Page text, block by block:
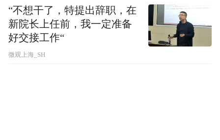
“不想干了，特提出辞职，在
新院长上任前，我一定准备
好交接工作“
微观上海_SH